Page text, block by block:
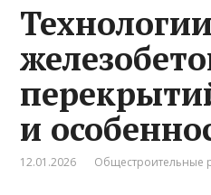
и
12.01.2026 Общестроительные